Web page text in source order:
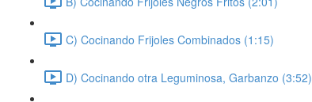
C) Cocinando Frijoles Combinados (1:15)
D) Cocinando otra Leguminosa, Garbanzo (3:52)